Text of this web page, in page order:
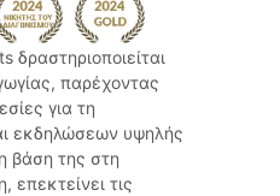
δραστηριοποιείται
παρέχοντας
για τη
εκδηλώσεων υψηλής
βάση της στη
τις